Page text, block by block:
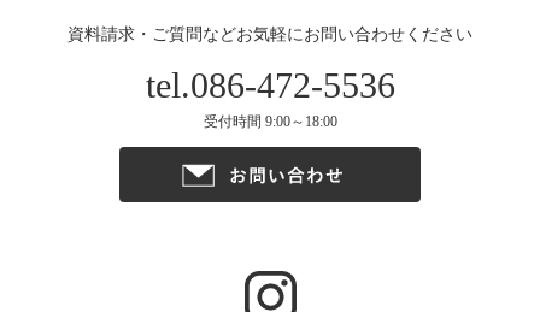
資料請求・ご質問などお気軽にお問い合わせください
tel.086-472-5536
受付時間 9:00～18:00